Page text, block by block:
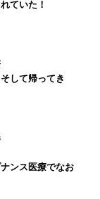
ていた！
して帰ってき
ンス医療でなお